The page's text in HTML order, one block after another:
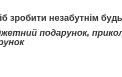
зробити незабутнім
подарунок,